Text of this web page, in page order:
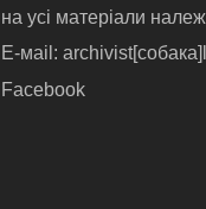
на усі матеріали
E-маіl:
Facebook